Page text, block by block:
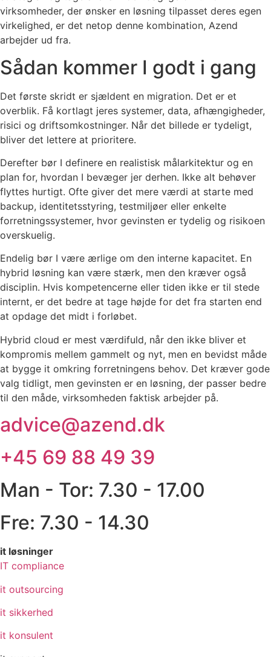
virksomheder, der ønsker en løsning tilpasset deres egen
virkelighed, er det netop denne kombination, Azend
arbejder ud fra.
Sådan kommer I godt i gang
Det første skridt er sjældent en migration. Det er et
overblik. Få kortlagt jeres systemer, data, afhængigheder,
risici og driftsomkostninger. Når det billede er tydeligt,
bliver det lettere at prioritere.
Derefter bør I definere en realistisk målarkitektur og en
plan for, hvordan I bevæger jer derhen. Ikke alt behøver
flyttes hurtigt. Ofte giver det mere værdi at starte med
backup, identitetsstyring, testmiljøer eller enkelte
forretningssystemer, hvor gevinsten er tydelig og risikoen
overskuelig.
Endelig bør I være ærlige om den interne kapacitet. En
hybrid løsning kan være stærk, men den kræver også
disciplin. Hvis kompetencerne eller tiden ikke er til stede
internt, er det bedre at tage højde for det fra starten end
at opdage det midt i forløbet.
Hybrid cloud er mest værdifuld, når den ikke bliver et
kompromis mellem gammelt og nyt, men en bevidst måde
at bygge it omkring forretningens behov. Det kræver gode
valg tidligt, men gevinsten er en løsning, der passer bedre
til den måde, virksomheden faktisk arbejder på.
advice@azend.dk
+45 69 88 49 39
Man - Tor: 7.30 - 17.00
Fre: 7.30 - 14.30
it løsninger
IT compliance
it outsourcing
it sikkerhed
it konsulent